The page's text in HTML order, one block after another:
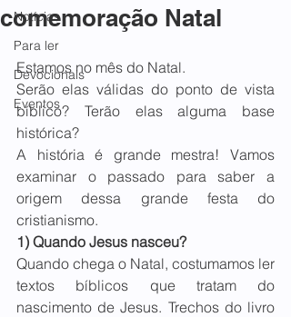
Notícias
Para ler
Devocionais
Eventos
comemoração Natal
Estamos no mês do Natal.
Serão elas válidas do ponto de vista
bíblico? Terão elas alguma base
histórica?
A história é grande mestra! Vamos
examinar o passado para saber a
origem dessa grande festa do
cristianismo.
1) Quando Jesus nasceu?
Quando chega o Natal, costumamos ler
textos bíblicos que tratam do
nascimento de Jesus. Trechos do livro